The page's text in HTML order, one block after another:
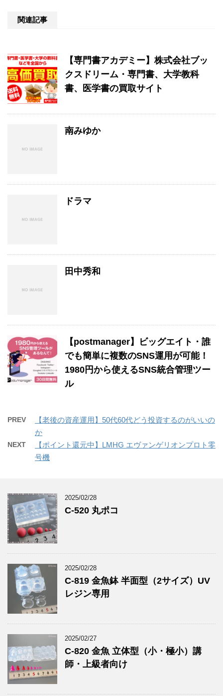
関連記事
【専門書アカデミー】株式会社ブッ
クスドリーム・専門書、大学教科
書、医学書の買取サイト
南みゆか
ドラマ
田中秀和
【postmanager】ビッグエイト・誰
でも簡単に複数のSNS運用が可能！
1980円から使えるSNS統合管理ツー
ル
PREV
【老後の資産運用】50代60代どう投資するのがいいの
か
NEXT
【ポイント還元中】LMHG エヴァンゲリオンプロト零
号機
2025/02/28
C-520 丸ポコ
2025/02/28
C-819 金魚鉢 半面型（2サイズ）UV
レジン専用
2025/02/27
C-820 金魚 立体型（小・極小）講
師・上級者向け